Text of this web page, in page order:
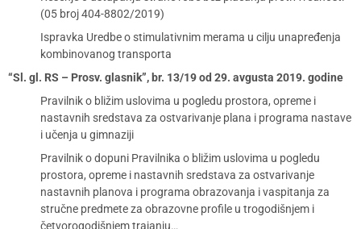
(05 broj 404-8802/2019)
Ispravka Uredbe o stimulativnim merama u cilju unapređenja
kombinovanog transporta
“Sl. gl. RS – Prosv. glasnik”, br. 13/19 od 29. avgusta 2019. godine
Pravilnik o bližim uslovima u pogledu prostora, opreme i
nastavnih sredstava za ostvarivanje plana i programa nastave
i učenja u gimnaziji
Pravilnik o dopuni Pravilnika o bližim uslovima u pogledu
prostora, opreme i nastavnih sredstava za ostvarivanje
nastavnih planova i programa obrazovanja i vaspitanja za
stručne predmete za obrazovne profile u trogodišnjem i
četvorogodišnjem trajanju…